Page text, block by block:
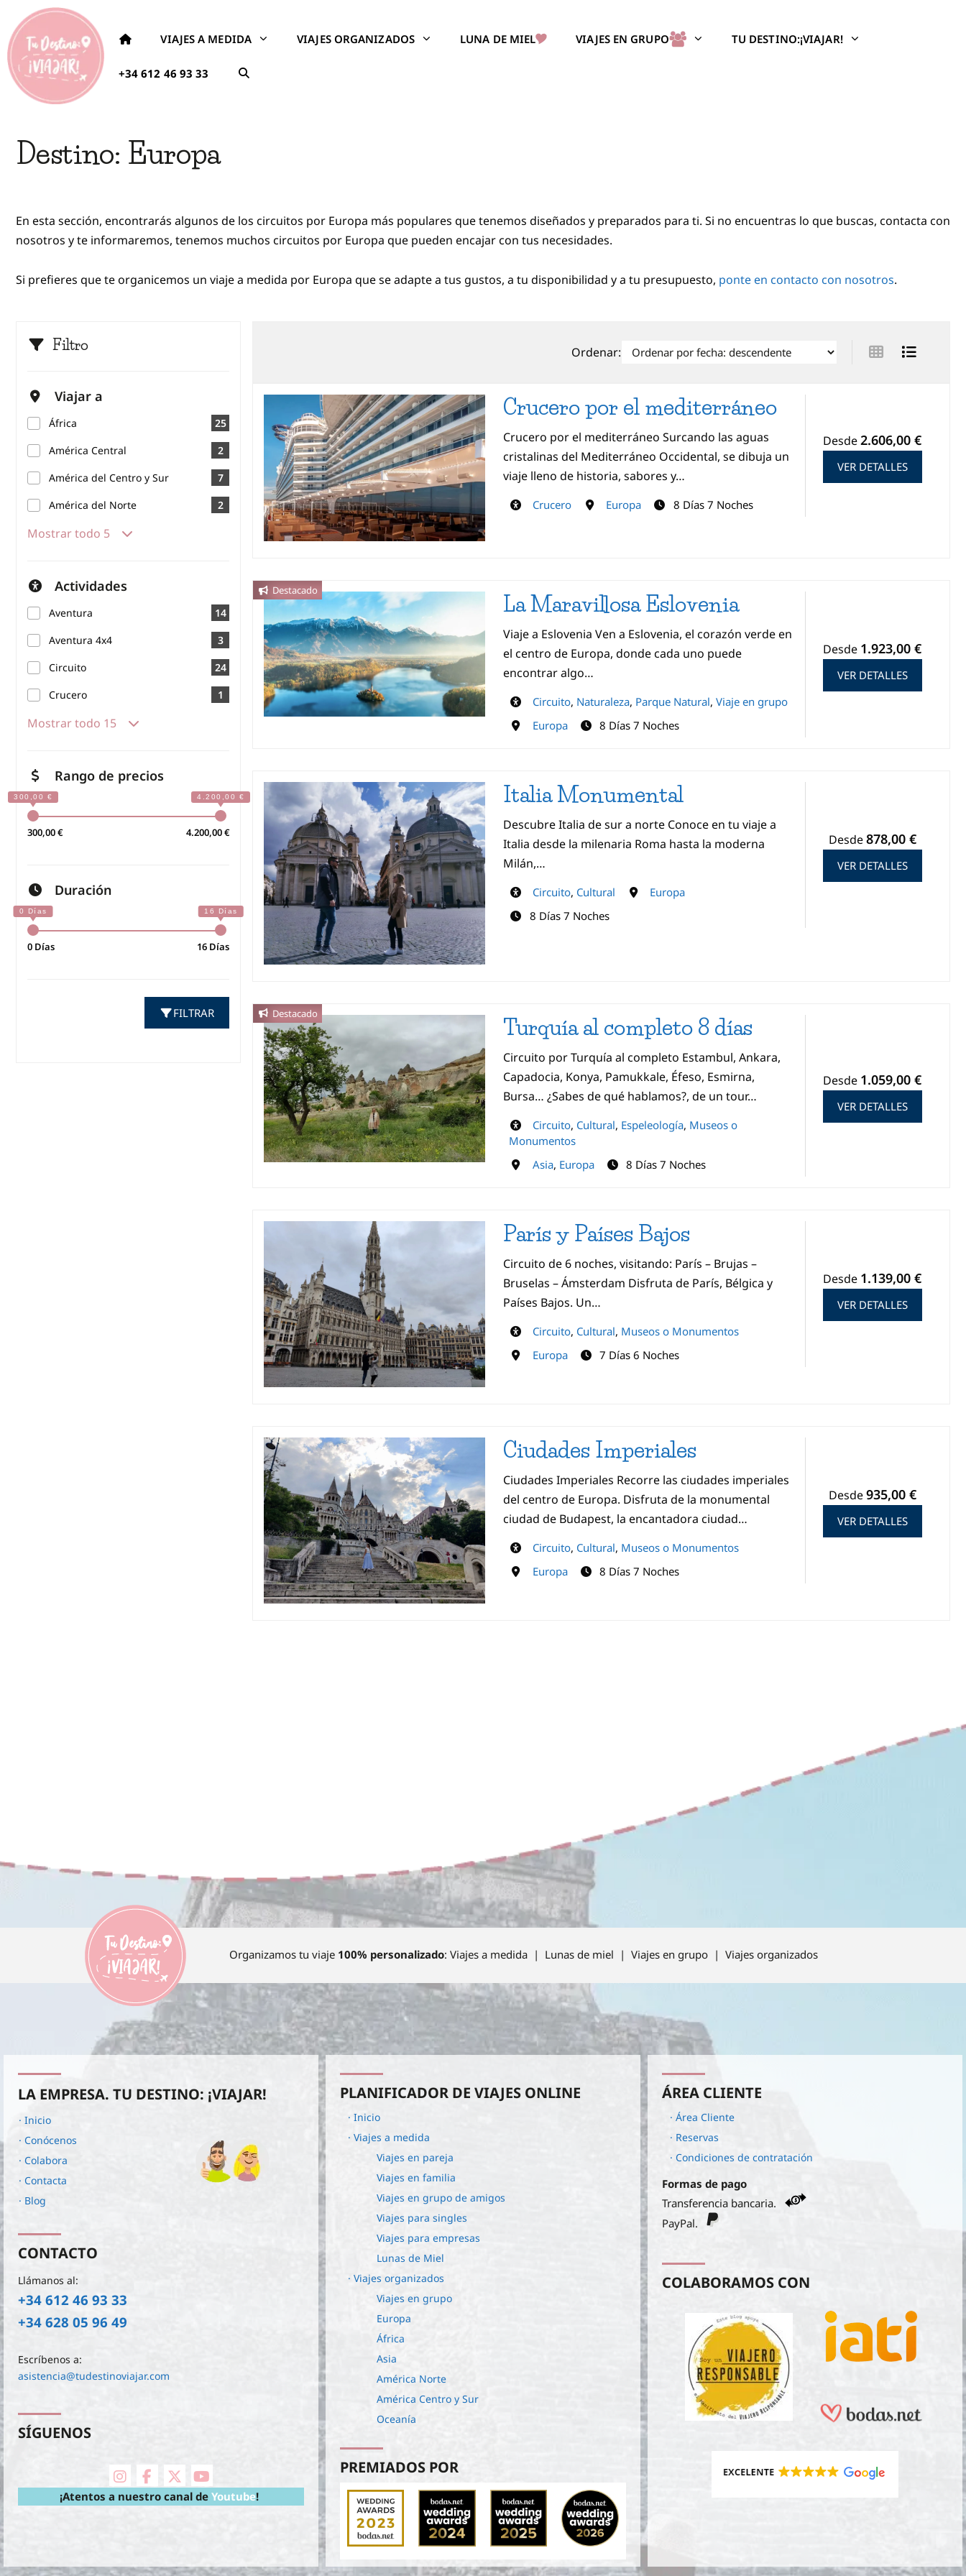
VIAJES A MEDIDA VIAJES ORGANIZADOS LUNA DE MIEL VIAJES EN GRUPO TU DESTINO:¡VIAJAR!
+34 612 46 93 33
Destino: Europa
En esta sección, encontrarás algunos de los circuitos por Europa más populares que tenemos diseñados y preparados para ti. Si no encuentras lo que buscas, contacta con
nosotros y te informaremos, tenemos muchos circuitos por Europa que pueden encajar con tus necesidades.
Si prefieres que te organicemos un viaje a medida por Europa que se adapte a tus gustos, a tu disponibilidad y a tu presupuesto, ponte en contacto con nosotros.
Filtro
Viajar a
África
25
América Central
2
América del Centro y Sur
7
América del Norte
2
Mostrar todo 5
Actividades
Aventura
14
Aventura 4x4
3
Circuito
24
Crucero
1
Mostrar todo 15
Rango de precios
300,00 € 4.200,00 €
Duración
0 Días 16 Días
FILTRAR
Ordenar:
Crucero por el mediterráneo
Crucero por el mediterráneo Surcando las aguas
cristalinas del Mediterráneo Occidental, se dibuja un
viaje lleno de historia, sabores y…
Crucero Europa 8 Días 7 Noches
Desde2.606,00 €
VER DETALLES
Destacado
La Maravillosa Eslovenia
Viaje a Eslovenia Ven a Eslovenia, el corazón verde en
el centro de Europa, donde cada uno puede
encontrar algo…
Circuito, Naturaleza, Parque Natural, Viaje en grupo
Europa
8 Días 7 Noches
Desde 1.923,00 €
VER DETALLES
Italia Monumental
Descubre Italia de sur a norte Conoce en tu viaje a
Italia desde la milenaria Roma hasta la moderna
Milán,…
Circuito, Cultural
Europa
8 Días 7 Noches
Desde 878,00 €
VER DETALLES
Destacado
Turquía al completo 8 días
Circuito por Turquía al completo Estambul, Ankara,
Capadocia, Konya, Pamukkale, Éfeso, Esmirna,
Bursa… ¿Sabes de qué hablamos?, de un tour…
Circuito, Cultural, Espeleología, Museos o
Monumentos
Asia, Europa 8 Días 7 Noches
Desde 1.059,00 €
VER DETALLES
París y Países Bajos
Circuito de 6 noches, visitando: París – Brujas –
Bruselas – Ámsterdam Disfruta de París, Bélgica y
Países Bajos. Un…
Circuito, Cultural, Museos o Monumentos
Europa
7 Días 6 Noches
Desde 1.139,00 €
VER DETALLES
Ciudades Imperiales
Ciudades Imperiales Recorre las ciudades imperiales
del centro de Europa. Disfruta de la monumental
ciudad de Budapest, la encantadora ciudad…
Circuito, Cultural, Museos o Monumentos
Europa
8 Días 7 Noches
Desde 935,00 €
VER DETALLES
Organizamos tu viaje 100% personalizado: Viajes a medida | Lunas de miel | Viajes en grupo | Viajes organizados
LA EMPRESA. TU DESTINO: ¡VIAJAR!
· Inicio
· Conócenos
· Colabora
· Contacta
· Blog
CONTACTO
Llámanos al:
+34 612 46 93 33
+34 628 05 96 49
Escríbenos a:
asistencia@tudestinoviajar.com
SÍGUENOS
instagramfacebookX Twitter
¡Atentos a nuestro canal de Youtube!
PLANIFICADOR DE VIAJES ONLINE
· Inicio
· Viajes a medida
Viajes en pareja
Viajes en familia
Viajes en grupo de amigos
Viajes para singles
Viajes para empresas
Lunas de Miel
· Viajes organizados
Viajes en grupo
Europa
África
Asia
América Norte
América Centro y Sur
Oceanía
PREMIADOS POR
ÁREA CLIENTE
· Área Cliente
· Reservas
· Condiciones de contratación
Formas de pago
Transferencia bancaria.
PayPal.
COLABORAMOS CON